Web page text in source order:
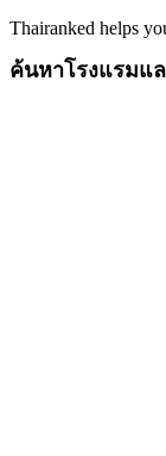
Thairanked helps
ค้นหาโรงแรมแ